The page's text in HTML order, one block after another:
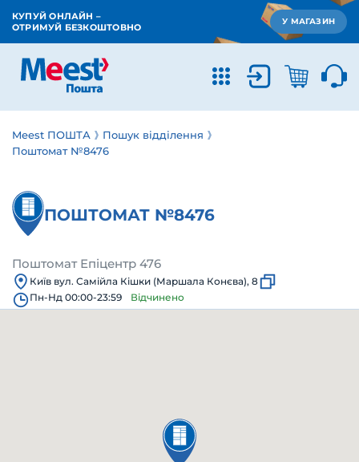
КУПУЙ ОНЛАЙН –
ОТРИМУЙ БЕЗКОШТОВНО
У МАГАЗИН
Meest ПОШТА
Пошук відділення
Поштомат №8476
ПОШТОМАТ №8476
Поштомат Епіцентр 476
Київ вул. Самійла Кішки (Маршала Конєва), 8
Пн-Нд 00:00-23:59
Відчинено